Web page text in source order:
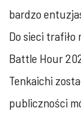
bardzo
Do sieci trafiło
Battle Hour
Tenkaichi
publiczności